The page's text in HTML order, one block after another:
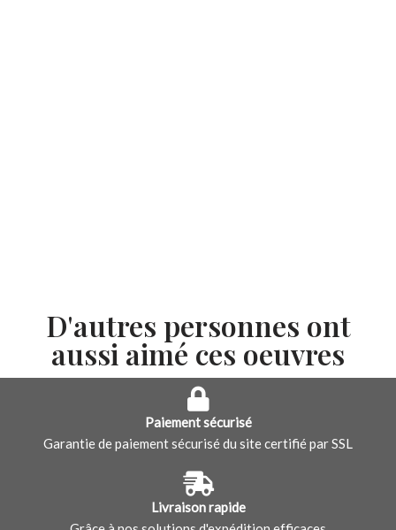
D'autres personnes ont
aussi aimé ces oeuvres
Paiement sécurisé
Garantie de paiement sécurisé du site certifié par SSL
Livraison rapide